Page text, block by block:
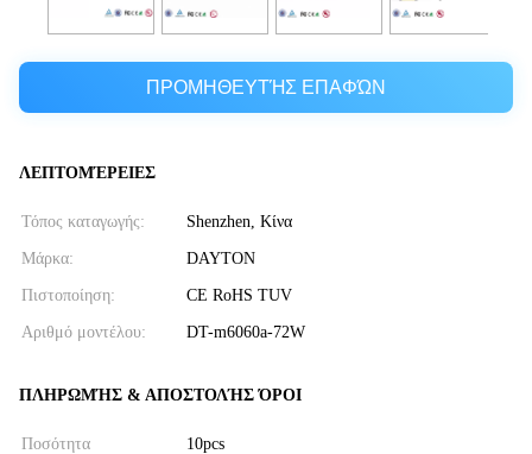
ΠΡΟΜΗΘΕΥΤΉΣ ΕΠΑΦΏΝ
ΛΕΠΤΟΜΈΡΕΙΕΣ
Τόπος καταγωγής: Shenzhen, Κίνα
Μάρκα: DAYTON
Πιστοποίηση: CE RoHS TUV
Αριθμό μοντέλου: DT-m6060a-72W
ΠΛΗΡΩΜΉΣ & ΑΠΟΣΤΟΛΉΣ ΌΡΟΙ
Ποσότητα
10pcs